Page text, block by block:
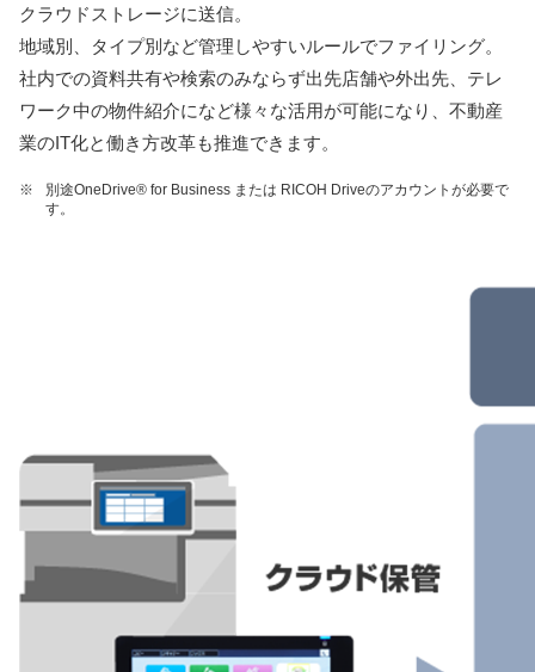
クラウドストレージに送信。
地域別、タイプ別など管理しやすいルールでファイリング。
社内での資料共有や検索のみならず出先店舗や外出先、テレ
ワーク中の物件紹介になど様々な活⽤が可能になり、不動産
業のIT化と働き⽅改⾰も推進できます。
※
別途OneDrive® for Business または RICOH Driveのアカウントが必要で
す。